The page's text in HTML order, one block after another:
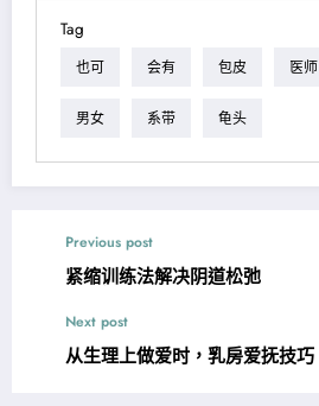
Tag
也可 会有 包皮 医师
男女 系带 龟头
Previous post
紧缩训练法解决阴道松弛
Next post
从生理上做爱时，乳房爱抚技巧